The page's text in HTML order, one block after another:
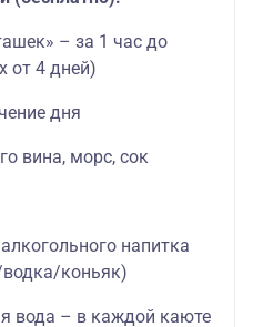
– за 1 час до
от 4 дней)
дня
вина, морс, сок
напитка
водка/коньяк)
вода – в каждой каюте